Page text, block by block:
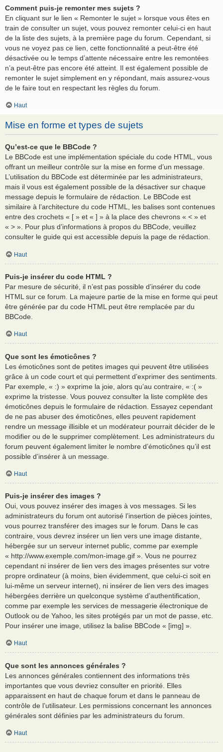
Comment puis-je remonter mes sujets ?
En cliquant sur le lien « Remonter le sujet » lorsque vous êtes en
train de consulter un sujet, vous pouvez remonter celui-ci en haut
de la liste des sujets, à la première page du forum. Cependant, si
vous ne voyez pas ce lien, cette fonctionnalité a peut-être été
désactivée ou le temps d’attente nécessaire entre les remontées
n’a peut-être pas encore été atteint. Il est également possible de
remonter le sujet simplement en y répondant, mais assurez-vous
de le faire tout en respectant les règles du forum.
Haut
Mise en forme et types de sujets
Qu’est-ce que le BBCode ?
Le BBCode est une implémentation spéciale du code HTML, vous
offrant un meilleur contrôle sur la mise en forme d’un message.
L’utilisation du BBCode est déterminée par les administrateurs,
mais il vous est également possible de la désactiver sur chaque
message depuis le formulaire de rédaction. Le BBCode est
similaire à l’architecture du code HTML, les balises sont contenues
entre des crochets « [ » et « ] » à la place des chevrons « < » et
« > ». Pour plus d’informations à propos du BBCode, veuillez
consulter le guide qui est accessible depuis la page de rédaction.
Haut
Puis-je insérer du code HTML ?
Par mesure de sécurité, il n’est pas possible d’insérer du code
HTML sur ce forum. La majeure partie de la mise en forme qui peut
être générée par du code HTML peut être remplacée par du
BBCode.
Haut
Que sont les émoticônes ?
Les émoticônes sont de petites images qui peuvent être utilisées
grâce à un code court et qui permettent d’exprimer des sentiments.
Par exemple, « :) » exprime la joie, alors qu’au contraire, « :( »
exprime la tristesse. Vous pouvez consulter la liste complète des
émoticônes depuis le formulaire de rédaction. Essayez cependant
de ne pas abuser des émoticônes, elles peuvent rapidement
rendre un message illisible et un modérateur pourrait décider de le
modifier ou de le supprimer complètement. Les administrateurs du
forum peuvent également limiter le nombre d’émoticônes qu’il est
possible d’insérer à un message.
Haut
Puis-je insérer des images ?
Oui, vous pouvez insérer des images à vos messages. Si les
administrateurs du forum ont autorisé l’insertion de pièces jointes,
vous pourrez transférer des images sur le forum. Dans le cas
contraire, vous devrez insérer un lien vers une image distante,
hébergée sur un serveur internet public, comme par exemple
« http://www.exemple.com/mon-image.gif ». Vous ne pourrez
cependant ni insérer de lien vers des images présentes sur votre
propre ordinateur (à moins, bien évidemment, que celui-ci soit en
lui-même un serveur internet), ni insérer de lien vers des images
hébergées derrière un quelconque système d’authentification,
comme par exemple les services de messagerie électronique de
Outlook ou de Yahoo, les sites protégés par un mot de passe, etc.
Pour insérer une image, utilisez la balise BBCode « [img] ».
Haut
Que sont les annonces générales ?
Les annonces générales contiennent des informations très
importantes que vous devriez consulter en priorité. Elles
apparaissent en haut de chaque forum et dans le panneau de
contrôle de l’utilisateur. Les permissions concernant les annonces
générales sont définies par les administrateurs du forum.
Haut